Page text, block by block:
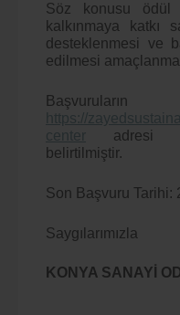
Söz konusu ödül
kalkınmaya katkı
desteklenmesi ve
edilmesi
Başvuruların
https://
center adresi
belirtilmiştir.
Son Başvuru Tarihi:
Saygılarımızla
KONYA SANAYİ